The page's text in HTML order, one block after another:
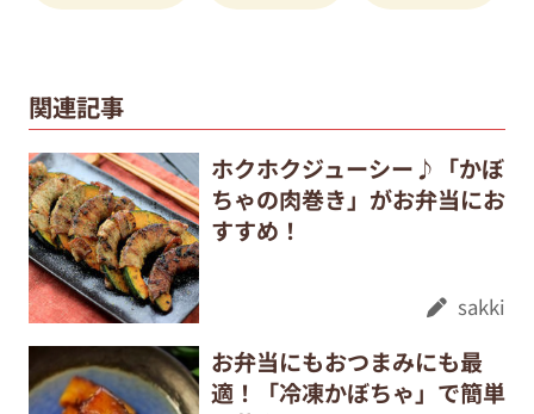
関連記事
ホクホクジューシー♪「かぼ
ちゃの肉巻き」がお弁当にお
すすめ！
sakki
お弁当にもおつまみにも最
適！「冷凍かぼちゃ」で簡単